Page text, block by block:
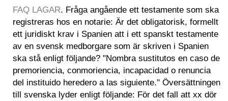
FAQ LAGAR. Fråga angående ett testamente som ska
registreras hos en notarie: Är det obligatorisk, formellt
ett juridiskt krav i Spanien att i ett spanskt testamente
av en svensk medborgare som är skriven i Spanien
ska stå enligt följande? "Nombra sustitutos en caso de
premoriencia, conmoriencia, incapacidad o renuncia
del instituido heredero a las siguiente." Översättningen
till svenska lyder enligt följande: För det fall att xx dör